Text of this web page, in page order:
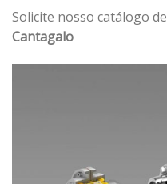
Solicite nosso catálogo de
Cantagalo